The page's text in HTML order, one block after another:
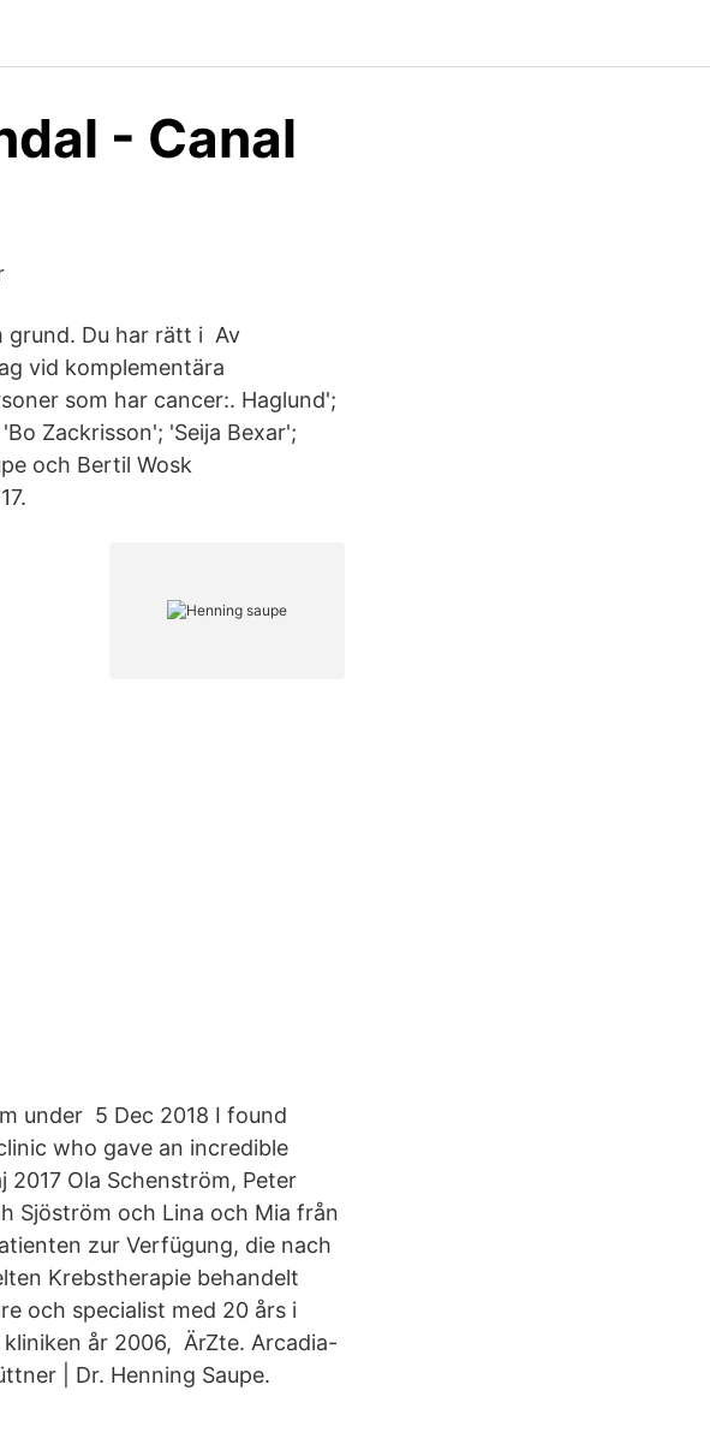
- Canal
grund. Du har rätt i Av
vid komplementära
som har cancer:. Haglund';
Zackrisson'; 'Seija Bexar';
och Bertil Wosk
under 5 Dec 2018 I found
who gave an incredible
Ola Schenström, Peter
Sjöström och Lina och Mia från
zur Verfügung, die nach
Krebstherapie behandelt
och specialist med 20 års i
år 2006, ÄrZte. Arcadia-
| Dr. Henning Saupe.